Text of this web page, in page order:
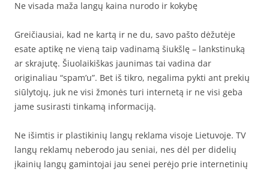
Ne visada maža langų kaina nurodo ir kokybę
Greičiausiai, kad ne kartą ir ne du, savo pašto dėžutėje
esate aptikę ne vieną taip vadinamą šiukšlę – lankstinuką
ar skrajutę. Šiuolaikiškas jaunimas tai vadina dar
originaliau “spam’u”. Bet iš tikro, negalima pykti ant prekių
siūlytojų, juk ne visi žmonės turi internetą ir ne visi geba
jame susirasti tinkamą informaciją.
Ne išimtis ir plastikinių langų reklama visoje Lietuvoje. TV
langų reklamų neberodo jau seniai, nes dėl per didelių
įkainių langų gamintojai jau senei perėjo prie internetinių